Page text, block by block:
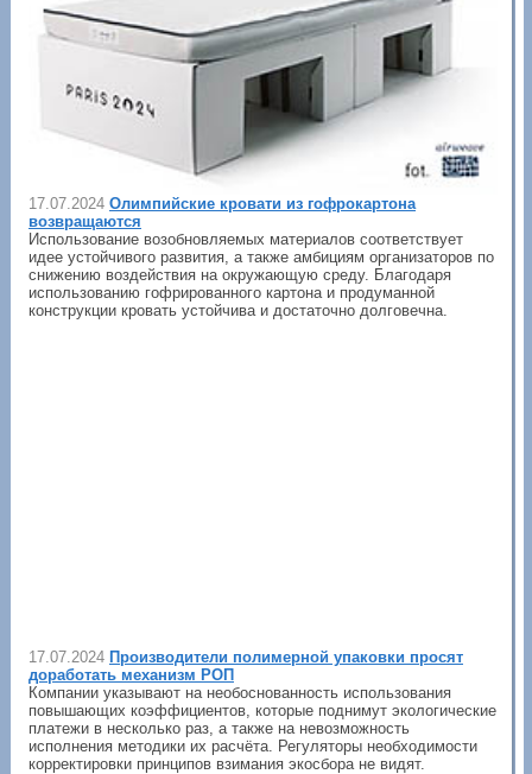
17.07.2024 Олимпийские кровати из гофрокартона
возвращаются
Использование возобновляемых материалов соответствует
идее устойчивого развития, а также амбициям организаторов по
снижению воздействия на окружающую среду. Благодаря
использованию гофрированного картона и продуманной
конструкции кровать устойчива и достаточно долговечна.
17.07.2024 Производители полимерной упаковки просят
доработать механизм РОП
Компании указывают на необоснованность использования
повышающих коэффициентов, которые поднимут экологические
платежи в несколько раз, а также на невозможность
исполнения методики их расчёта. Регуляторы необходимости
корректировки принципов взимания экосбора не видят.